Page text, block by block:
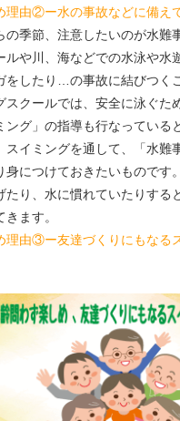
理由②ー水の事故などに備え
季節、注意したいのが水難
ルや川、海などでの水泳や水
をしたり…の事故に結びつく
スクールでは、安全に泳ぐた
ング」の指導も行なっている
スイミングを通して、「水難
身につけておきたいものです
たり、水に慣れていたりする
ます。
理由③ー友達づくりにもなる